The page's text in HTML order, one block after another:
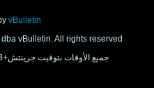
vBulletin®
vBulletin. All rights reserved.
جميع الأوقات بتوقيت جرينتش+3. هذه الصفحة أنشئت 03:02 PM.